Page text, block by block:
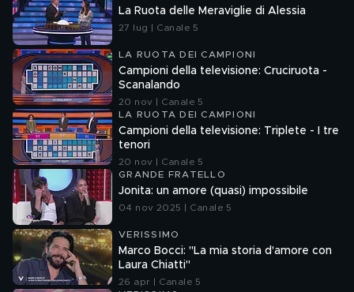
La Ruota delle Meraviglie di Alessia
27 lug | Canale 5
LA RUOTA DEI CAMPIONI
Campioni della televisione: Cruciruota -
Scanalando
20 nov | Canale 5
LA RUOTA DEI CAMPIONI
Campioni della televisione: Triplete - I tre
tenori
20 nov | Canale 5
GRANDE FRATELLO
Jonita: un amore (quasi) impossibile
04 nov 2025 | Canale 5
VERISSIMO
Marco Bocci: "La mia storia d'amore con
Laura Chiatti"
26 apr | Canale 5